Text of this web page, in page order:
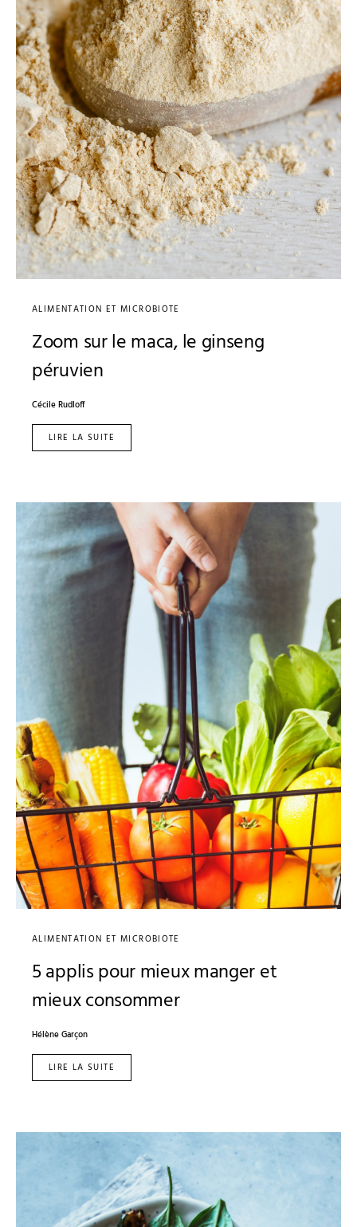
ALIMENTATION ET MICROBIOTE
Zoom sur le maca, le ginseng
péruvien
Cécile Rudloff
LIRE LA SUITE
ALIMENTATION ET MICROBIOTE
5 applis pour mieux manger et
mieux consommer
Hélène Garçon
LIRE LA SUITE